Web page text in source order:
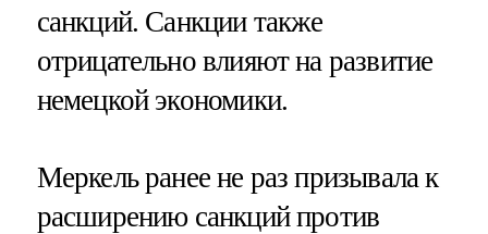
санкций. Санкции также
отрицательно влияют на развитие
немецкой экономики.
Меркель ранее не раз призывала к
расширению санкций против